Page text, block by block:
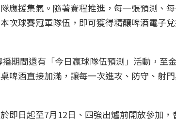
應援集氣。隨著賽程推進，每一張預測、
次球賽冠軍隊伍，即可獲得精釀啤酒電子
期間還有「今日贏球隊伍預測」活動，至
啤酒直接加滿，讓每一次進攻、防守、射
即日起至7月12日、四強出爐前開放參加